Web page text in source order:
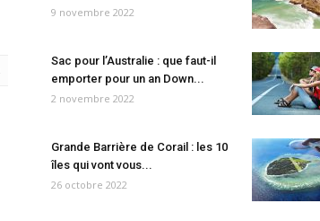
9 novembre 2022
Sac pour l’Australie : que faut-il
emporter pour un an Down...
2 novembre 2022
Grande Barrière de Corail : les 10
îles qui vont vous...
26 octobre 2022